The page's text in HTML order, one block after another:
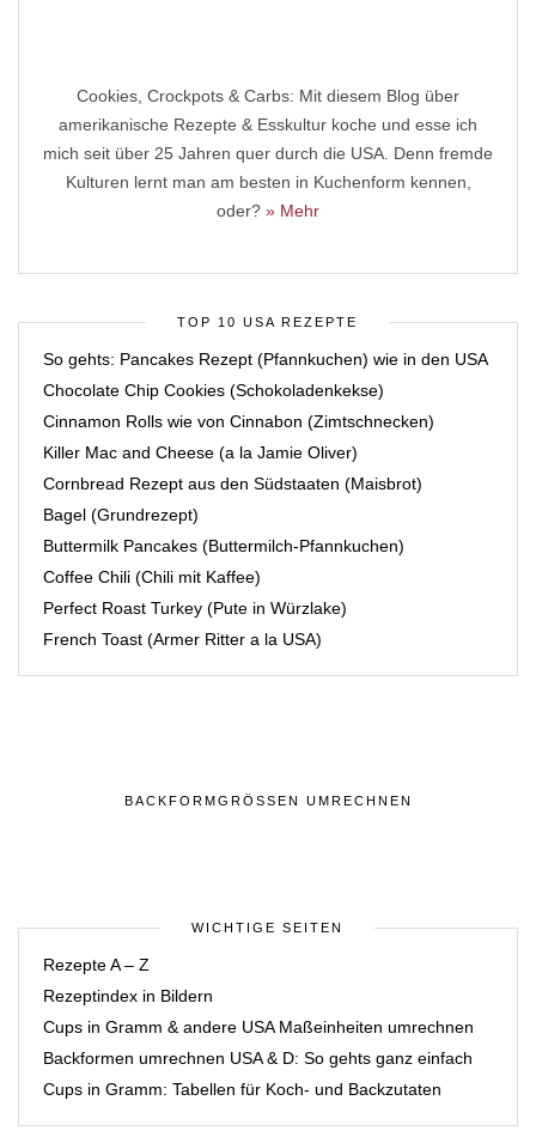
Cookies, Crockpots & Carbs: Mit diesem Blog über
amerikanische Rezepte & Esskultur koche und esse ich
mich seit über 25 Jahren quer durch die USA. Denn fremde
Kulturen lernt man am besten in Kuchenform kennen,
oder? » Mehr
TOP 10 USA REZEPTE
So gehts: Pancakes Rezept (Pfannkuchen) wie in den USA
Chocolate Chip Cookies (Schokoladenkekse)
Cinnamon Rolls wie von Cinnabon (Zimtschnecken)
Killer Mac and Cheese (a la Jamie Oliver)
Cornbread Rezept aus den Südstaaten (Maisbrot)
Bagel (Grundrezept)
Buttermilk Pancakes (Buttermilch-Pfannkuchen)
Coffee Chili (Chili mit Kaffee)
Perfect Roast Turkey (Pute in Würzlake)
French Toast (Armer Ritter a la USA)
BACKFORMGRÖSSEN UMRECHNEN
WICHTIGE SEITEN
Rezepte A – Z
Rezeptindex in Bildern
Cups in Gramm & andere USA Maßeinheiten umrechnen
Backformen umrechnen USA & D: So gehts ganz einfach
Cups in Gramm: Tabellen für Koch- und Backzutaten